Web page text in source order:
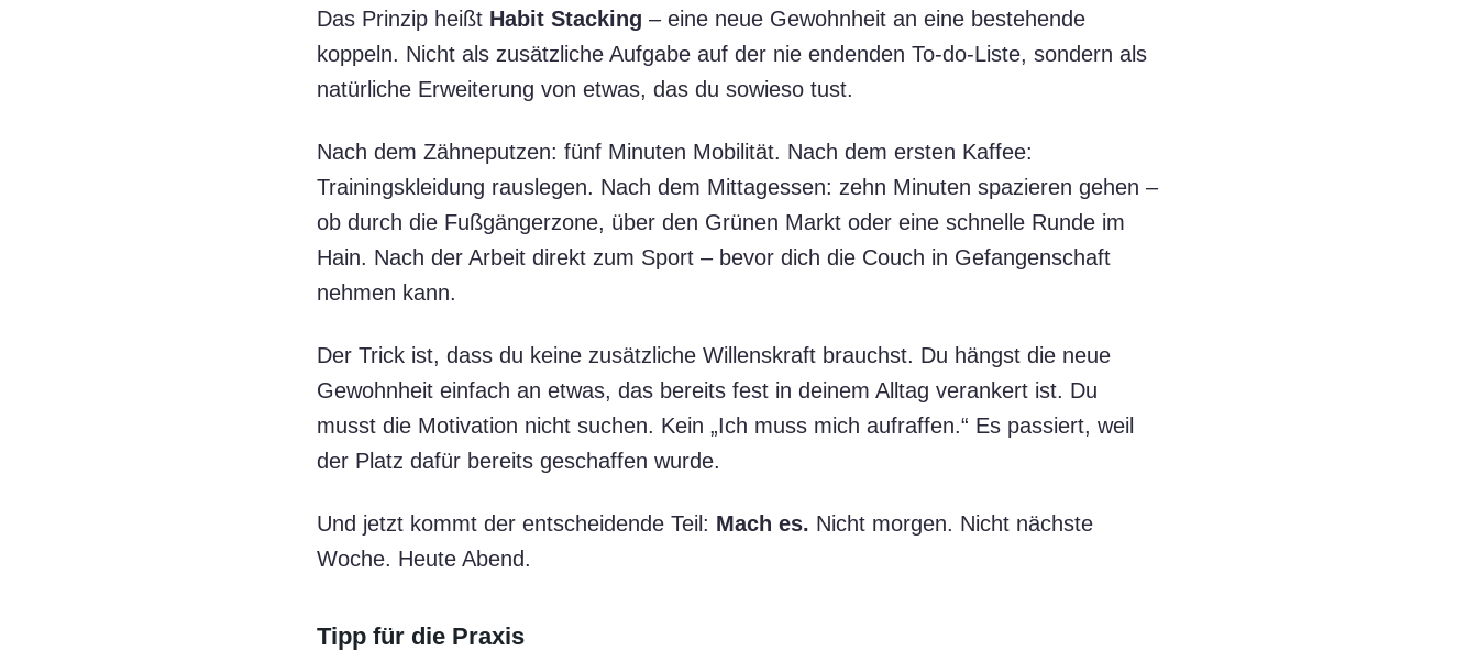
Das Prinzip heißt Habit Stacking – eine neue Gewohnheit an eine bestehende
koppeln. Nicht als zusätzliche Aufgabe auf der nie endenden To-do-Liste, sondern als
natürliche Erweiterung von etwas, das du sowieso tust.
Nach dem Zähneputzen: fünf Minuten Mobilität. Nach dem ersten Kaffee:
Trainingskleidung rauslegen. Nach dem Mittagessen: zehn Minuten spazieren gehen –
ob durch die Fußgängerzone, über den Grünen Markt oder eine schnelle Runde im
Hain. Nach der Arbeit direkt zum Sport – bevor dich die Couch in Gefangenschaft
nehmen kann.
Der Trick ist, dass du keine zusätzliche Willenskraft brauchst. Du hängst die neue
Gewohnheit einfach an etwas, das bereits fest in deinem Alltag verankert ist. Du
musst die Motivation nicht suchen. Kein „Ich muss mich aufraffen.“ Es passiert, weil
der Platz dafür bereits geschaffen wurde.
Und jetzt kommt der entscheidende Teil: Mach es. Nicht morgen. Nicht nächste
Woche. Heute Abend.
Tipp für die Praxis